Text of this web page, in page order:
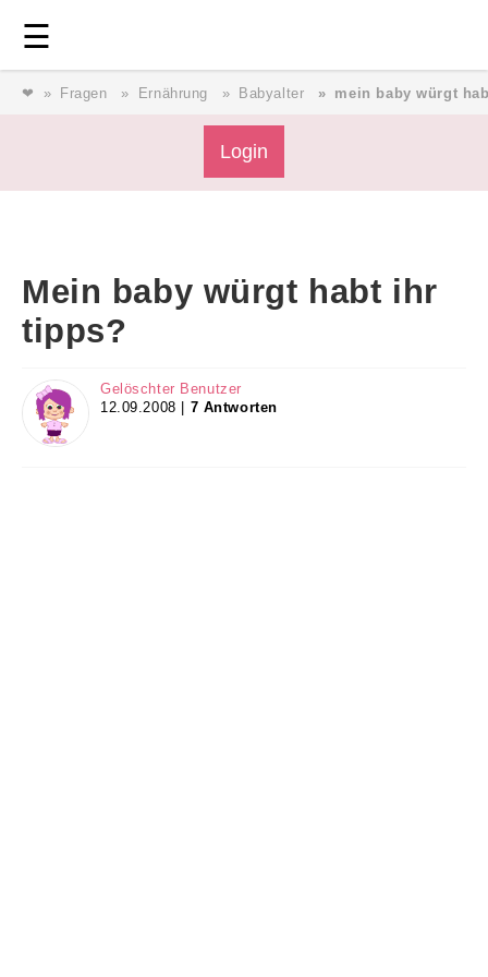
☰
❤ Fragen Ernährung Babyalter mein baby würgt
Login
Mein baby würgt habt ihr
tipps?
Gelöschter Benutzer
12.09.2008 | 7 Antworten
Forum
AGB & Impressum